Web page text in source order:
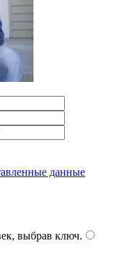
данные
выбрав ключ.